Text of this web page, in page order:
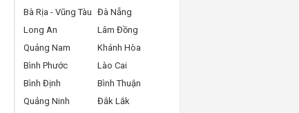
Bà Rịa - Vũng Tàu Đà Nẵng
Long An
Lâm Đồng
Quảng Nam
Khánh Hòa
Bình Phước
Lào Cai
Bình Định
Bình Thuận
Quảng Ninh
Đắk Lắk